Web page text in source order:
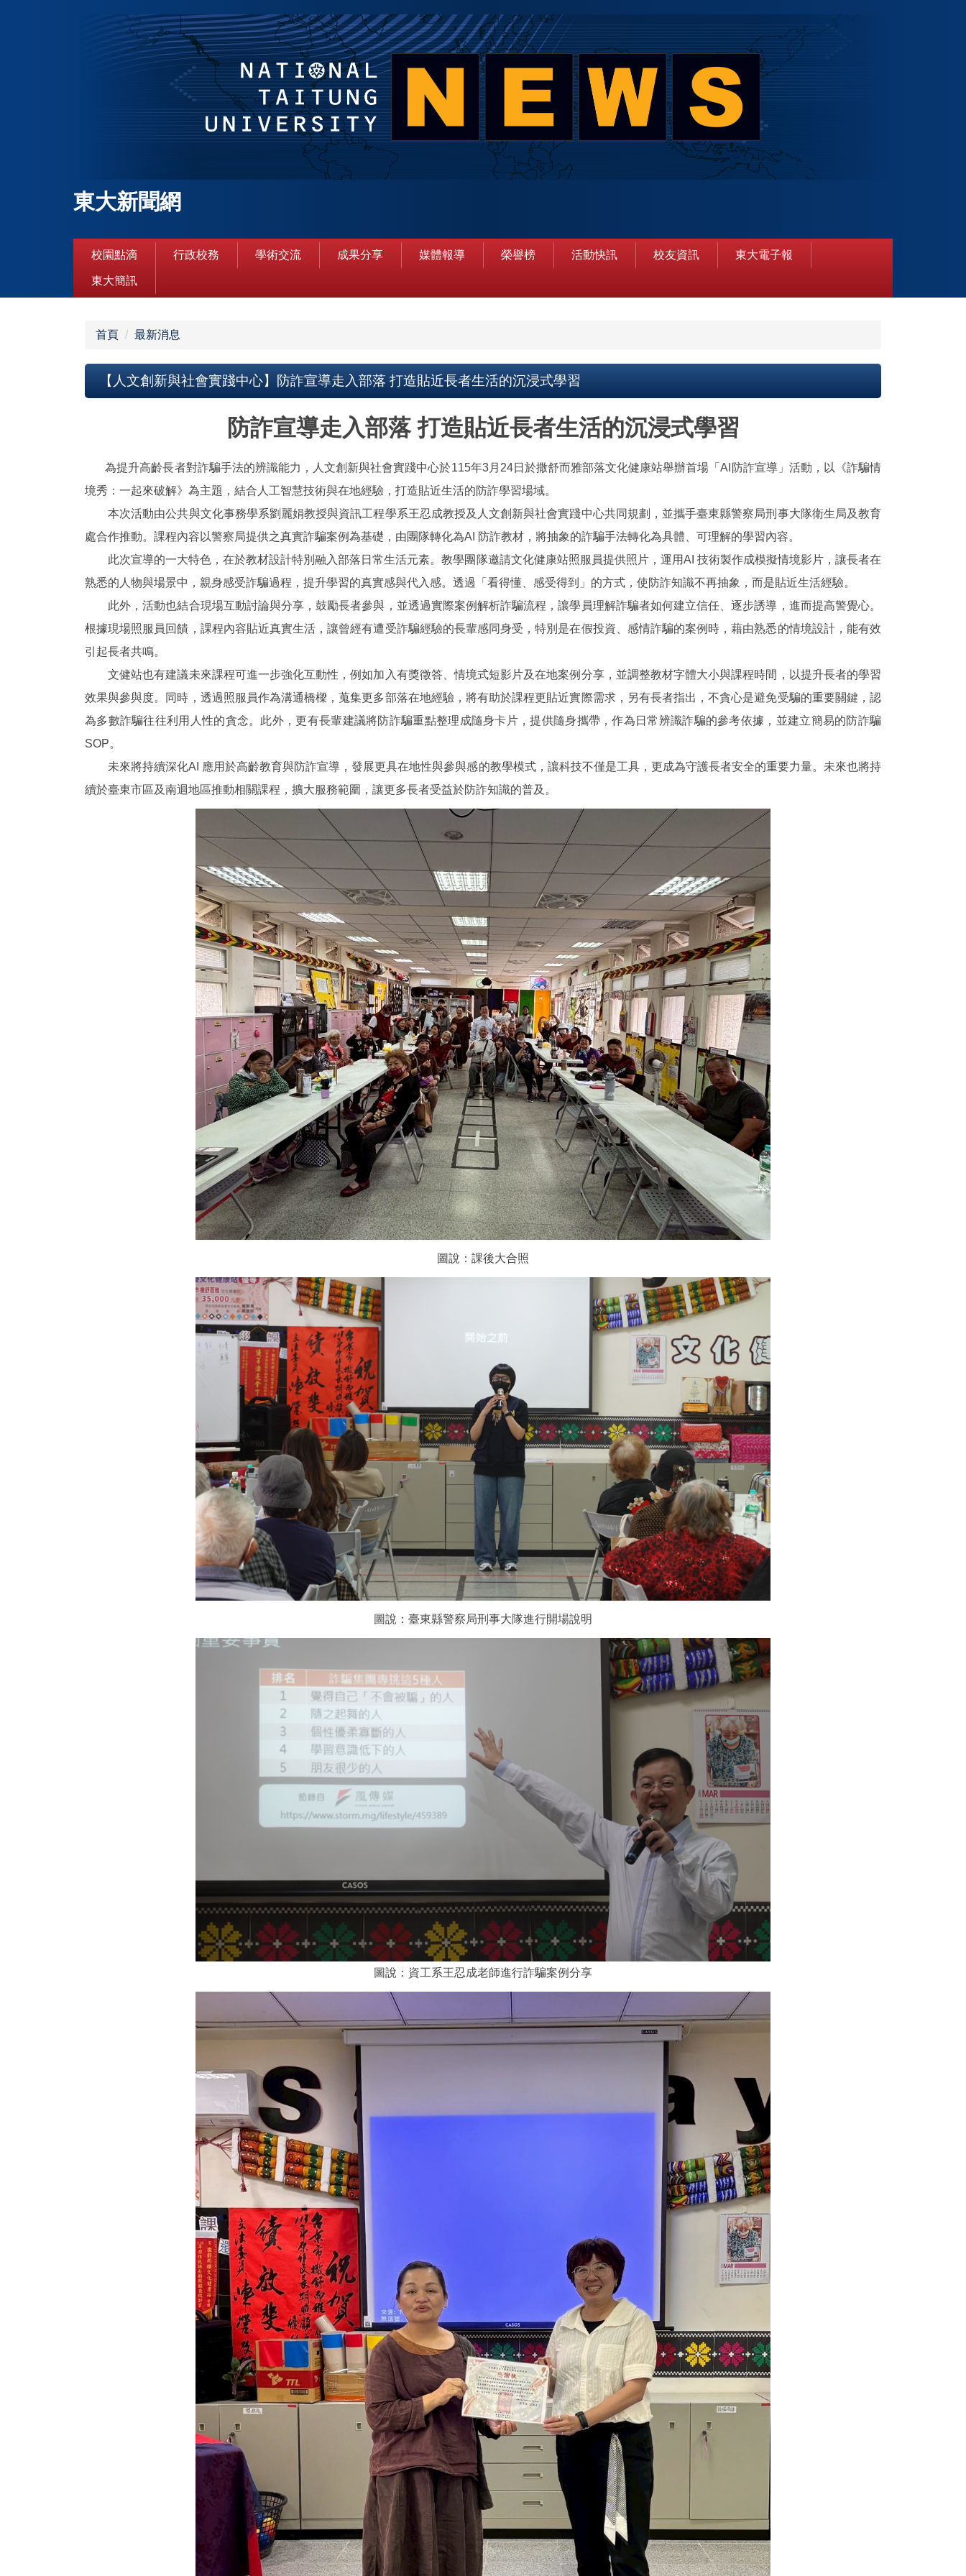
東大新聞網
校園點滴 行政校務 學術交流 成果分享 媒體報導 榮譽榜 活動快訊 校友資訊 東大電子報
東大簡訊
首頁 最新消息
【人文創新與社會實踐中心】防詐宣導走入部落 打造貼近長者生活的沉浸式學習
防詐宣導走入部落 打造貼近長者生活的沉浸式學習
為提升高齡長者對詐騙手法的辨識能力，人文創新與社會實踐中心於115年3月24日於撒舒而雅部落文化健康站舉辦首場「AI防詐宣導」活動，以《詐騙情
境秀：一起來破解》為主題，結合人工智慧技術與在地經驗，打造貼近生活的防詐學習場域。
本次活動由公共與文化事務學系劉麗娟教授與資訊工程學系王忍成教授及人文創新與社會實踐中心共同規劃，並攜手臺東縣警察局刑事大隊衛生局及教育
處合作推動。課程內容以警察局提供之真實詐騙案例為基礎，由團隊轉化為AI 防詐教材，將抽象的詐騙手法轉化為具體、可理解的學習內容。
此次宣導的一大特色，在於教材設計特別融入部落日常生活元素。教學團隊邀請文化健康站照服員提供照片，運用AI 技術製作成模擬情境影片，讓長者在
熟悉的人物與場景中，親身感受詐騙過程，提升學習的真實感與代入感。透過「看得懂、感受得到」的方式，使防詐知識不再抽象，而是貼近生活經驗。
此外，活動也結合現場互動討論與分享，鼓勵長者參與，並透過實際案例解析詐騙流程，讓學員理解詐騙者如何建立信任、逐步誘導，進而提高警覺心。
根據現場照服員回饋，課程內容貼近真實生活，讓曾經有遭受詐騙經驗的長輩感同身受，特別是在假投資、感情詐騙的案例時，藉由熟悉的情境設計，能有效
引起長者共鳴。
文健站也有建議未來課程可進一步強化互動性，例如加入有獎徵答、情境式短影片及在地案例分享，並調整教材字體大小與課程時間，以提升長者的學習
效果與參與度。同時，透過照服員作為溝通橋樑，蒐集更多部落在地經驗，將有助於課程更貼近實際需求，另有長者指出，不貪心是避免受騙的重要關鍵，認
為多數詐騙往往利用人性的貪念。此外，更有長輩建議將防詐騙重點整理成隨身卡片，提供隨身攜帶，作為日常辨識詐騙的參考依據，並建立簡易的防詐騙
SOP。
未來將持續深化AI 應用於高齡教育與防詐宣導，發展更具在地性與參與感的教學模式，讓科技不僅是工具，更成為守護長者安全的重要力量。未來也將持
續於臺東市區及南迴地區推動相關課程，擴大服務範圍，讓更多長者受益於防詐知識的普及。
圖說：課後大合照
圖說：臺東縣警察局刑事大隊進行開場說明
圖說：資工系王忍成老師進行詐騙案例分享